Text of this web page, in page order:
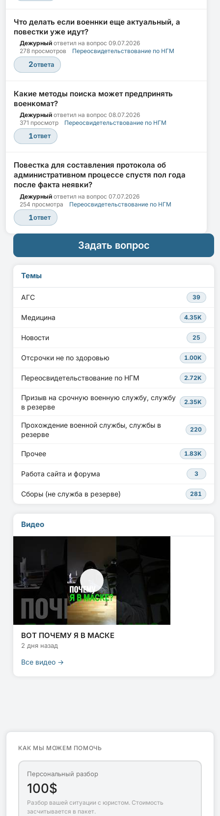
Что делать если военнки еще актуальный, а
повестки уже идут?
Дежурный ответил на вопрос 09.07.2026
278 просмотров
Переосвидетельствование по НГМ
2ответа
Какие методы поиска может предпринять
военкомат?
Дежурный ответил на вопрос 08.07.2026
371 просмотр
Переосвидетельствование по НГМ
1ответ
Повестка для составления протокола об
административном процессе спустя пол года
после факта неявки?
Дежурный ответил на вопрос 07.07.2026
254 просмотра
Переосвидетельствование по НГМ
1ответ
Задать вопрос
Темы
АГС 39
Медицина 4.35K
Новости 25
Отсрочки не по здоровью 1.00K
Переосвидетельствование по НГМ 2.72K
Призыв на срочную военную службу, службу
в резерве
2.35K
Прохождение военной службы, службы в
резерве
220
Прочее 1.83K
Работа сайта и форума 3
Сборы (не служба в резерве) 281
Видео
ВОТ ПОЧЕМУ Я В МАСКЕ
2 дня назад
Все видео →
КАК МЫ МОЖЕМ ПОМОЧЬ
Персональный разбор
100$
Разбор вашей ситуации с юристом. Стоимость
засчитывается в пакет.